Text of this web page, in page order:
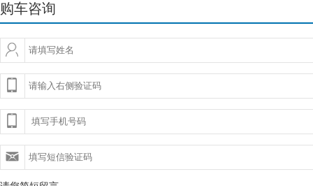
购车咨询